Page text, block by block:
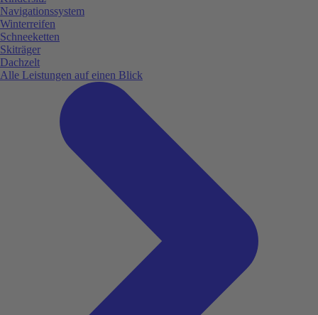
Navigationssystem
Winterreifen
Schneeketten
Skiträger
Dachzelt
Alle Leistungen auf einen Blick